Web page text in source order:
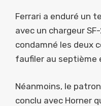
Ferrari a enduré un
avec un chargeur
condamné les deux
faufiler au septième
Néanmoins, le
conclu avec Horner